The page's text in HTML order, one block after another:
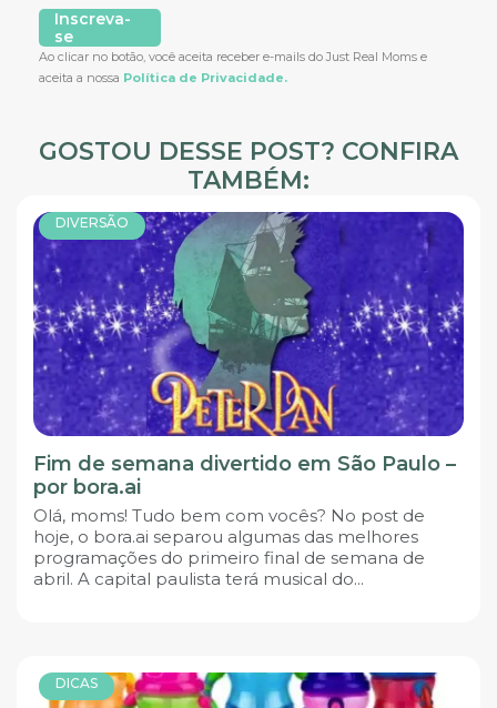
Inscreva-
se
Ao clicar no botão, você aceita receber e-mails do Just Real Moms e
aceita a nossa Política de Privacidade.
GOSTOU DESSE POST? CONFIRA
TAMBÉM:
DIVERSÃO
Fim de semana divertido em São Paulo –
por bora.ai
Olá, moms! Tudo bem com vocês? No post de
hoje, o bora.ai separou algumas das melhores
programações do primeiro final de semana de
abril. A capital paulista terá musical do...
DICAS